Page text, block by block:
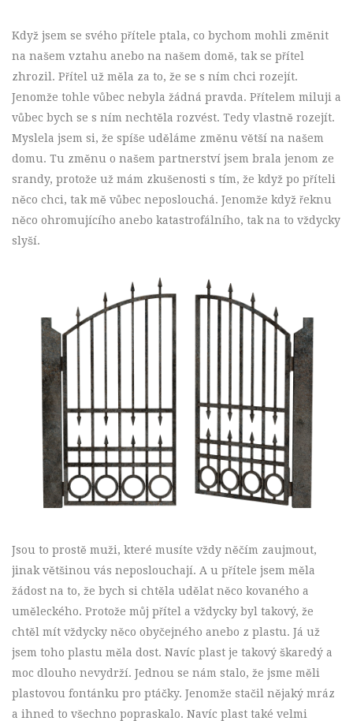
Když jsem se svého přítele ptala, co bychom mohli změnit
na našem vztahu anebo na našem domě, tak se přítel
zhrozil. Přítel už měla za to, že se s ním chci rozejít.
Jenomže tohle vůbec nebyla žádná pravda. Přítelem miluji a
vůbec bych se s ním nechtěla rozvést. Tedy vlastně rozejít.
Myslela jsem si, že spíše uděláme změnu větší na našem
domu. Tu změnu o našem partnerství jsem brala jenom ze
srandy, protože už mám zkušenosti s tím, že když po příteli
něco chci, tak mě vůbec neposlouchá. Jenomže když řeknu
něco ohromujícího anebo katastrofálního, tak na to vždycky
slyší.
Jsou to prostě muži, které musíte vždy něčím zaujmout,
jinak většinou vás neposlouchají. A u přítele jsem měla
žádost na to, že bych si chtěla udělat něco kovaného a
uměleckého. Protože můj přítel a vždycky byl takový, že
chtěl mít vždycky něco obyčejného anebo z plastu. Já už
jsem toho plastu měla dost. Navíc plast je takový škaredý a
moc dlouho nevydrží. Jednou se nám stalo, že jsme měli
plastovou fontánku pro ptáčky. Jenomže stačil nějaký mráz
a ihned to všechno popraskalo. Navíc plast také velmi